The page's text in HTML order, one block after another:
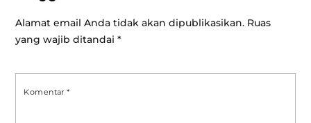
Alamat email Anda tidak akan dipublikasikan. Ruas
yang wajib ditandai*
Komentar*